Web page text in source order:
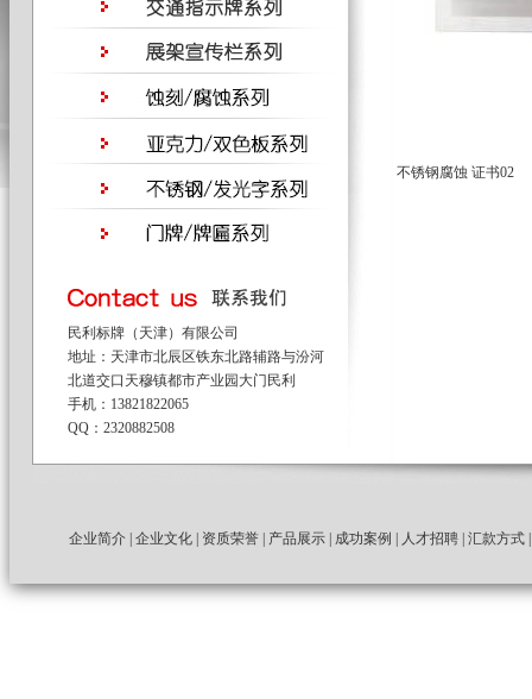
民利标牌（天津）有限公司
地址：天津市北辰区铁东北路辅路与汾河
北道交口天穆镇都市产业园大门民利
手机：13821822065
QQ：2320882508
不锈钢腐蚀 证书02
企业简介 企业文化 资质荣誉 产品展示 成功案例 人才招聘 汇款方式